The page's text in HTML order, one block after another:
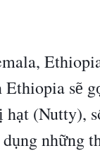
Ethiopia sẽ g
hạt (Nutty), s
dụng những